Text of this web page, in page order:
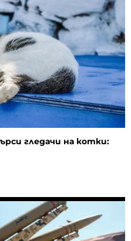
гледачи на котки: